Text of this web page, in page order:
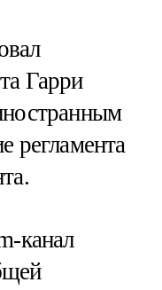
Гарри
регламента
канал